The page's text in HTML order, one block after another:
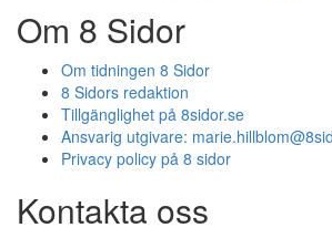
Om 8 Sidor
Om tidningen 8 Sidor
8 Sidors redaktion
Tillgänglighet på 8sidor.se
Ansvarig utgivare:
Privacy policy på 8 sidor
Kontakta oss